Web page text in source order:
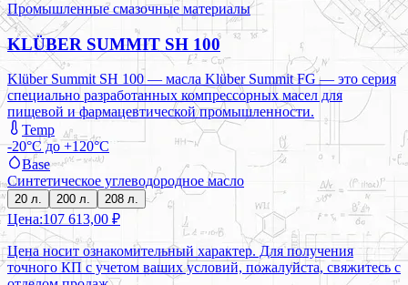
Промышленные смазочные материалы
KLÜBER SUMMIT SH 100
Klüber Summit SH 100 — масла Klüber Summit FG — это серия
специально разработанных компрессорных масел для
пищевой и фармацевтической промышленности.
Temp
-20°C до +120°C
Base
Синтетическое углеводородное масло
20 л. 200 л. 208 л.
Цена:107 613,00 ₽
Цена носит ознакомительный характер. Для получения
точного КП с учетом ваших условий, пожалуйста, свяжитесь с